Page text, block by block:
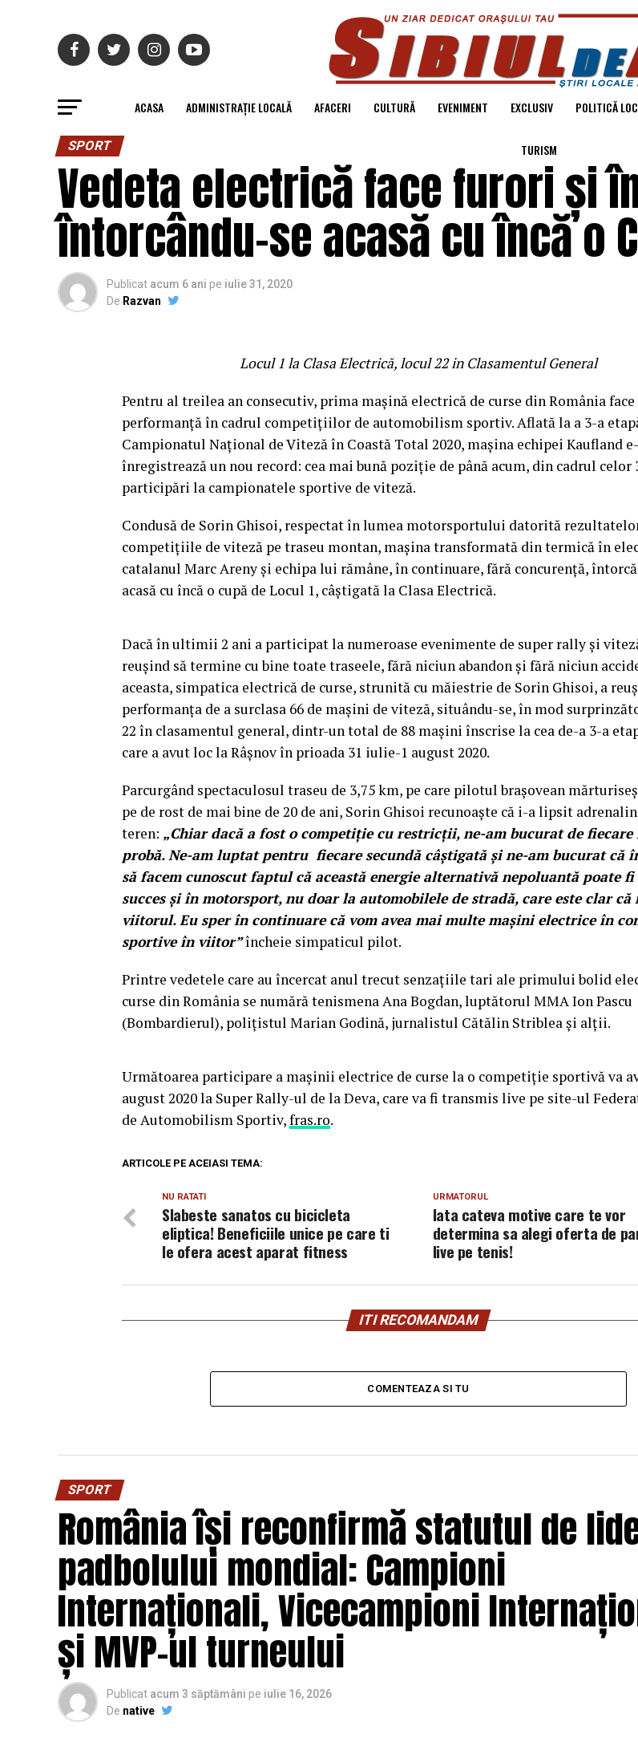
ACASA ADMINISTRAȚIE LOCALĂ AFACERI CULTURĂ EVENIMENT EXCLUSIV POLITICĂ
TURISM
SPORT
Vedeta electrică face furori și
întorcându-se acasă cu încă o
Publicat acum 6 ani pe iulie 31, 2020
De Razvan
Locul 1 la Clasa Electrică, locul 22 in Clasamentul General
Pentru al treilea an consecutiv, prima mașină electrică de curse din România face
performanță în cadrul competițiilor de automobilism sportiv. Aflată la a 3-a
Campionatul Național de Viteză în Coastă Total 2020, mașina echipei Kaufland
înregistrează un nou record: cea mai bună poziție de până acum, din cadrul celor
participări la campionatele sportive de viteză.
Condusă de Sorin Ghisoi, respectat în lumea motorsportului datorită
competițiile de viteză pe traseu montan, mașina transformată din termică în
catalanul Marc Areny și echipa lui rămâne, în continuare, fără concurență,
acasă cu încă o cupă de Locul 1, câștigată la Clasa Electrică.
Dacă în ultimii 2 ani a participat la numeroase evenimente de super rally și
reușind să termine cu bine toate traseele, fără niciun abandon și fără niciun
aceasta, simpatica electrică de curse, strunită cu măiestrie de Sorin Ghisoi, a
performanța de a surclasa 66 de mașini de viteză, situându-se, în mod
22 în clasamentul general, dintr-un total de 88 mașini înscrise la cea de-a 3-a
care a avut loc la Râșnov în prioada 31 iulie-1 august 2020.
Parcurgând spectaculosul traseu de 3,75 km, pe care pilotul brașovean
pe de rost de mai bine de 20 de ani, Sorin Ghisoi recunoaște că i-a lipsit
teren: „Chiar dacă a fost o competiție cu restricții, ne-am bucurat de fiecare
probă. Ne-am luptat pentru fiecare secundă câștigată și ne-am bucurat că
să facem cunoscut faptul că această energie alternativă nepoluantă poate
succes și în motorsport, nu doar la automobilele de stradă, care este clar că
viitorul. Eu sper în continuare că vom avea mai multe mașini electrice în
sportive în viitor”încheie simpaticul pilot.
Printre vedetele care au încercat anul trecut senzațiile tari ale primului bolid
curse din România se numără tenismena Ana Bogdan, luptătorul MMA Ion Pascu
(Bombardierul), polițistul Marian Godină, jurnalistul Cătălin Striblea și alții.
Următoarea participare a mașinii electrice de curse la o competiție sportivă va
august 2020 la Super Rally-ul de la Deva, care va fi transmis live pe site-ul
de Automobilism Sportiv,fras.ro.
ARTICOLE PE ACEIASI TEMA:
URMATORUL
Iata cateva motive care te vor
determina sa alegi oferta de
live pe tenis!
NU RATATI
Slabeste sanatos cu bicicleta
eliptica! Beneficiile unice pe care ti
le ofera acest aparat fitness
ITI RECOMANDAM
COMENTEAZA SI TU
SPORT
România își reconfirmă statutul de
padbolului mondial: Campioni
Internaționali, Vicecampioni
și MVP-ul turneului
Publicat acum 3 săptămâni pe iulie 16, 2026
De native